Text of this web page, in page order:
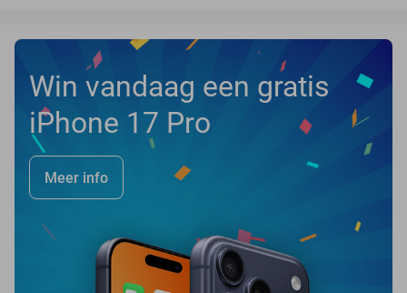
Win vandaag een gratis
iPhone 17 Pro
Meer info